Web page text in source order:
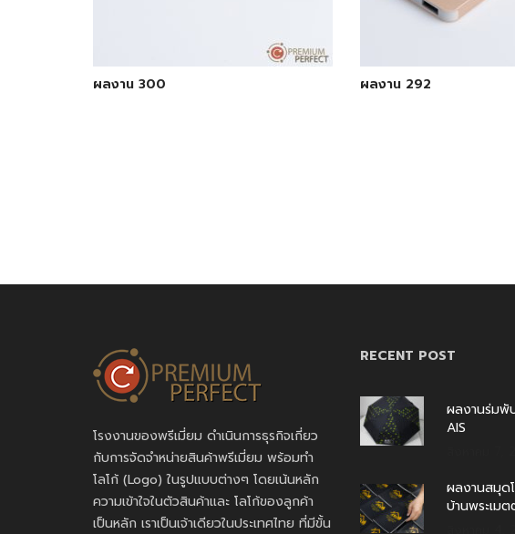
ผลงาน 300 ผลงาน 292
โรงงานของพรีเมี่ยม ดำเนินการธุรกิจเกี่ยว
กับการจัดจำหน่ายสินค้าพรีเมี่ยม พร้อมทำ
โลโก้ (Logo) ในรูปแบบต่างๆ โดยเน้นหลัก
ความเข้าใจในตัวสินค้าและ โลโก้ของลูกค้า
เป็นหลัก เราเป็นเจ้าเดียวในประเทศไทย ที่มีขั้น
RECENT POST
ผลงานร่มพั
AIS
ผลงานสมุด
บ้านพระเม